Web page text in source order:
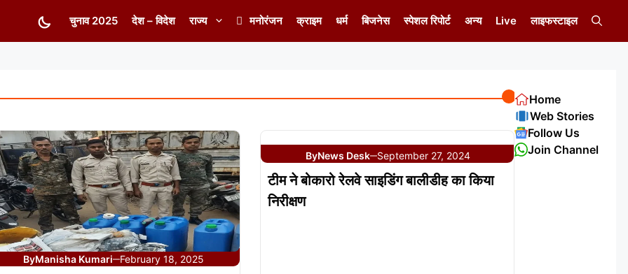
चुनाव 2025 देश – विदेश राज्य मनोरंजन क्राइम धर्म बिजनेस स्पेशल रिपोर्ट अन्य Live लाइफस्टाइल
ByManisha Kumari—February 18, 2025
ByNews Desk—September 27, 2024
टीम ने बोकारो रेलवे साइडिंग बालीडीह का किया
निरीक्षण
Home
Web Stories
Follow Us
Join Channel